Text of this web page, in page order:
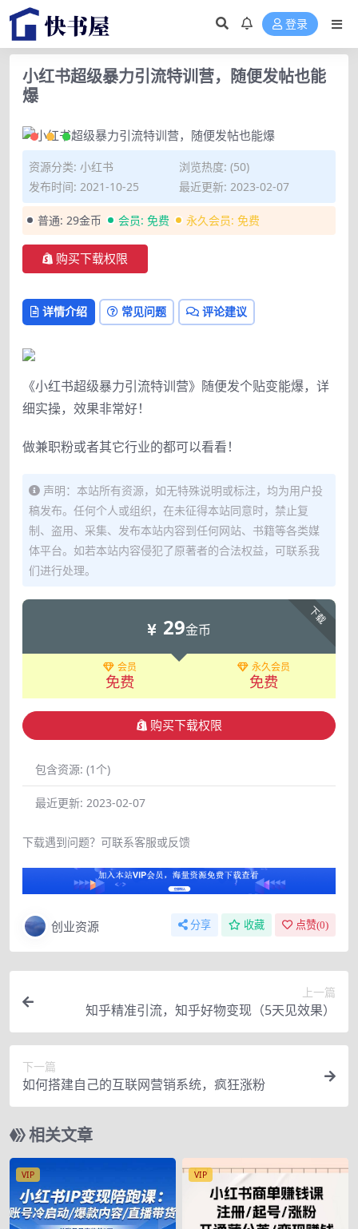
登录
小红书超级暴力引流特训营，随便发帖也能
爆
资源分类: 小红书
浏览热度: (50)
发布时间: 2021-10-25
最近更新: 2023-02-07
普通: 29金币 会员: 免费 永久会员: 免费
购买下载权限
详情介绍 常见问题 评论建议
《小红书超级暴力引流特训营》随便发个贴变能爆，详
细实操，效果非常好！
做兼职粉或者其它行业的都可以看看！
声明：本站所有资源，如无特殊说明或标注，均为用户投
稿发布。任何个人或组织，在未征得本站同意时，禁止复
制、盗用、采集、发布本站内容到任何网站、书籍等各类媒
体平台。如若本站内容侵犯了原著者的合法权益，可联系我
们进行处理。
下载
29金币
会员
免费
永久会员
免费
购买下载权限
包含资源: (1个)
最近更新: 2023-02-07
下载遇到问题？可联系客服或反馈
创业资源 分享 收藏 点赞(0)
上一篇
知乎精准引流，知乎好物变现（5天见效果）
下一篇
如何搭建自己的互联网营销系统，疯狂涨粉
相关文章
VIP VIP